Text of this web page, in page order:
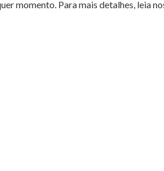
momento. Para mais detalhes, leia